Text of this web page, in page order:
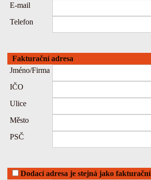
E-mail
Telefon
Fakturační adresa
Jméno/Firma
IČO
Ulice
Město
PSČ
Dodací adresa je stejná jako fakturační